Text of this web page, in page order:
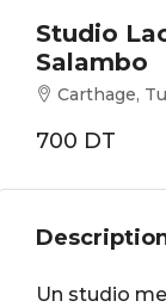
Studio
Salambo
Carthage,
700 DT
Un studio